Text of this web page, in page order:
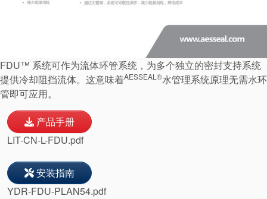
FDU™ 系统可作为流体环管系统，为多个独立的密封支持系统
提供冷却阻挡流体。这意味着AESSEAL®水管理系统原理无需水环
管即可应用。
产品手册
LIT-CN-L-FDU.pdf
安装指南
YDR-FDU-PLAN54.pdf